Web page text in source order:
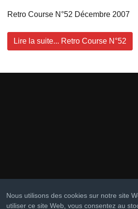
Retro Course N°52 Décembre 2007
Lire la suite... Retro Course N°52
Nous utilisons des cookies sur notre site
utiliser ce site Web, vous consentez au